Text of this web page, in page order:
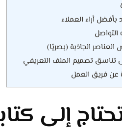
أراء العملاء
التواصل
الجاذبة (بصريًا)
تناسق تصميم الملف التعريفي
عن فريق العمل
تحتاج إلى